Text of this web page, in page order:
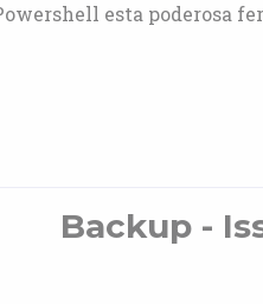
esta poderosa
Backup -